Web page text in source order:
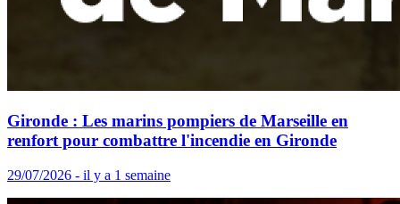
Gironde : Les marins pompiers de Marseille en
renfort pour combattre l'incendie en Gironde
29/07/2026 - il y a 1 semaine